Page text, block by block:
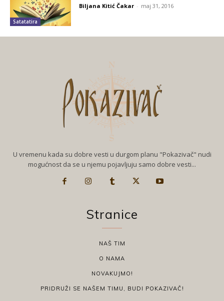
Satatatira
Biljana Kitić Čakar - maj 31, 2016
U vremenu kada su dobre vesti u durgom planu "Pokazivač" nudi
mogućnost da se u njemu pojavljuju samo dobre vesti...
Stranice
NAŠ TIM
O NAMA
NOVAKUJMO!
PRIDRUŽI SE NAŠEM TIMU, BUDI POKAZIVAČ!